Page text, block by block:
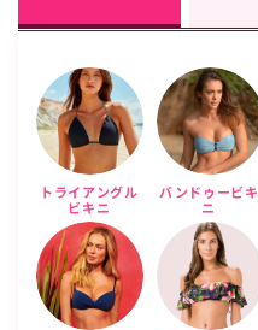
トライアングル
ビキニ
バンドゥービキ
ニ